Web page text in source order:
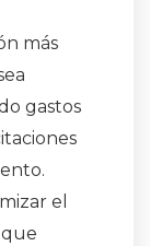
más
gastos
.
el